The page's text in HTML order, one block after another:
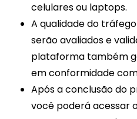
celulares ou laptops.
A qualidade do
serão avaliados e
plataforma também
em conformidade
Após a conclusão do
você poderá acessar